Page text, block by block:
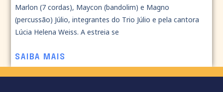
Marlon (7 cordas), Maycon (bandolim) e Magno
(percussão) Júlio, integrantes do Trio Júlio e pela cantora
Lúcia Helena Weiss. A estreia se
SAIBA MAIS